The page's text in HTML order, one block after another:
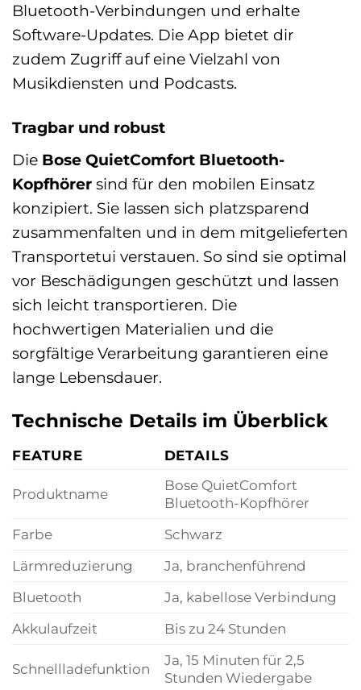
Bluetooth-Verbindungen und erhalte
Software-Updates. Die App bietet dir
zudem Zugriff auf eine Vielzahl von
Musikdiensten und Podcasts.
Tragbar und robust
Die Bose QuietComfort Bluetooth-
Kopfhörer sind für den mobilen Einsatz
konzipiert. Sie lassen sich platzsparend
zusammenfalten und in dem mitgelieferten
Transportetui verstauen. So sind sie optimal
vor Beschädigungen geschützt und lassen
sich leicht transportieren. Die
hochwertigen Materialien und die
sorgfältige Verarbeitung garantieren eine
lange Lebensdauer.
Technische Details im Überblick
FEATURE DETAILS
Produktname
Bose QuietComfort
Bluetooth-Kopfhörer
Farbe
Schwarz
Lärmreduzierung
Ja, branchenführend
Bluetooth
Ja, kabellose Verbindung
Akkulaufzeit
Bis zu 24 Stunden
Schnellladefunktion
Ja, 15 Minuten für 2,5
Stunden Wiedergabe